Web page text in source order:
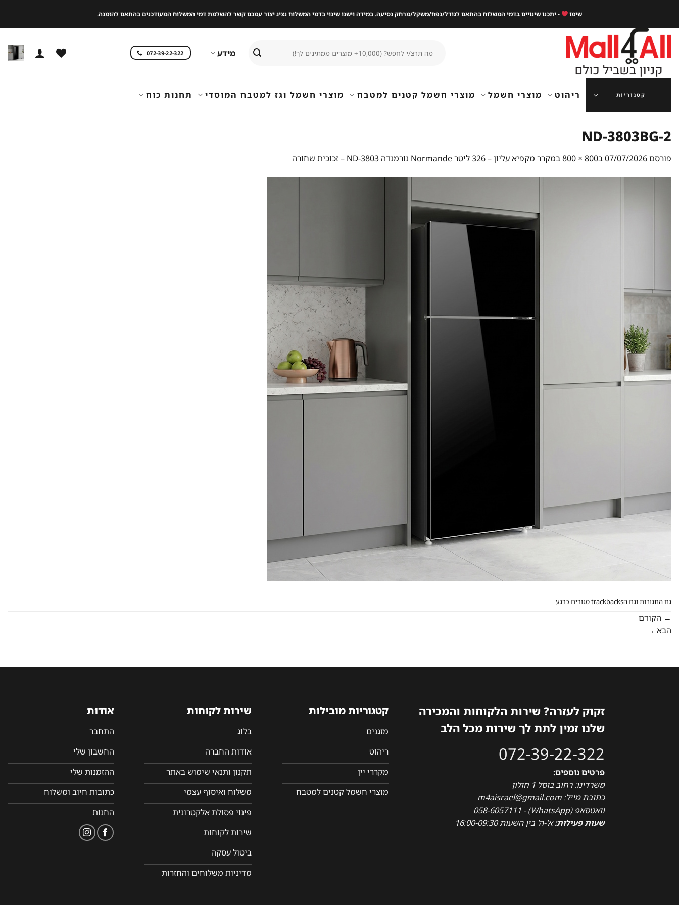
content
שימו - יתכנו שינויים בדמי המשלוח בהתאם לגודל/נפח/משקל/מרחק נסיעה. במידה וישנו שינוי בדמי המשלוח נציג יצור עמכם קשר להשלמת דמי המשלוח המעודכנים בהתאם להזמנה.
עבור:
מידע 072-39-22-322
קטגוריות ריהוט מוצרי חשמל מוצרי חשמל קטנים למטבח מוצרי חשמל וגז למטבח המוסדי תחנות כוח
ND-3803BG-2
פורסם07/07/2026ב800 × 800 במקרר מקפיא עליון – 326 ליטר Normande נורמנדה ND-3803 – זכוכית שחורה
גם התגובות וגם הtrackbacks סגורים כרגע.
← הקודם
הבא →
זקוק לעזרה? שירות הלקוחות והמכירה
שלנו זמין לתת לך שירות מכל הלב
072-39-22-322
פרטים נוספים:
משרדינו: רחוב בוסל 1 חולון
כתובת מייל: m4aisrael@gmail.com
וואטסאפ (WhatsApp) - 058-6057111
שעות פעילות:א'-ה' בין השעות 16:00-09:30
קטגוריות מובילות
מזגנים
ריהוט
מקררי יין
מוצרי חשמל קטנים למטבח
שירות לקוחות
בלוג
אודות החברה
תקנון ותנאי שימוש באתר
משלוח ואיסוף עצמי
פינוי פסולת אלקטרונית
שירות לקוחות
ביטול עסקה
מדיניות משלוחים והחזרות
אודות
התחבר
החשבון שלי
ההזמנות שלי
כתובות חיוב ומשלוח
החנות